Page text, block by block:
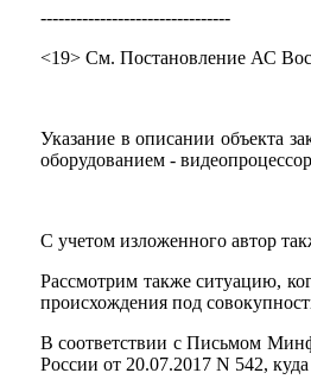
--------------------------------
<19> См. Постановление АС
Указание в описании объекта
оборудованием -
С учетом изложенного автор
Рассмотрим также ситуацию,
происхождения под
В соответствии с Письмом
России от 20.07.2017 N 542,